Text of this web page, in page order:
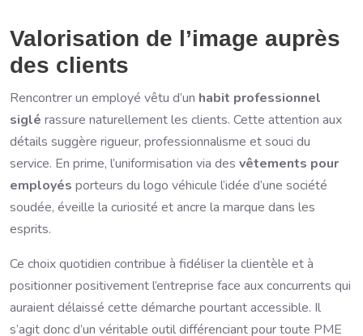
Valorisation de l’image auprès
des clients
Rencontrer un employé vêtu d’un habit professionnel
siglé rassure naturellement les clients. Cette attention aux
détails suggère rigueur, professionnalisme et souci du
service. En prime, l’uniformisation via des vêtements pour
employés porteurs du logo véhicule l’idée d’une société
soudée, éveille la curiosité et ancre la marque dans les
esprits.
Ce choix quotidien contribue à fidéliser la clientèle et à
positionner positivement l’entreprise face aux concurrents qui
auraient délaissé cette démarche pourtant accessible. Il
s’agit donc d’un véritable outil différenciant pour toute PME